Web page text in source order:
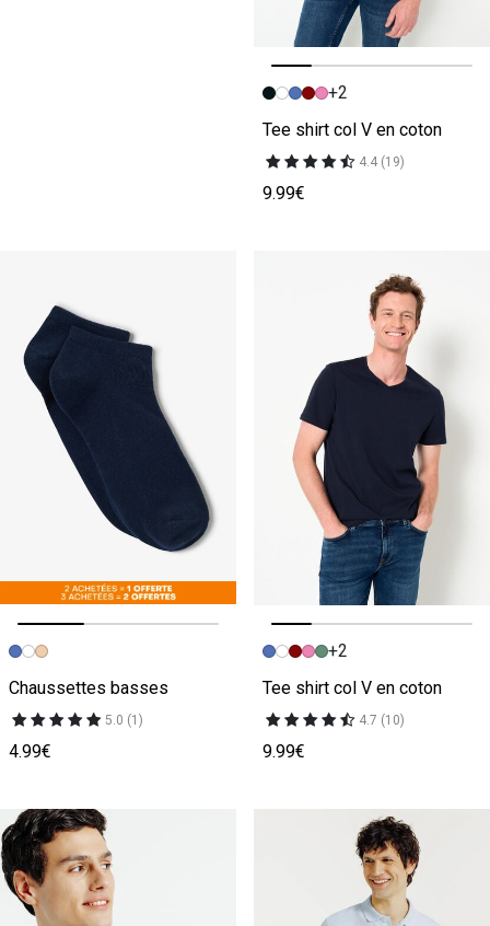
Image précédente
Image suivante
+2
Tee shirt col V en coton
4.4 (19)
9.99€
Image précédente
Image suivante
Chaussettes basses
5.0 (1)
4.99€
Image précédente
Image suivante
+2
Tee shirt col V en coton
4.7 (10)
9.99€